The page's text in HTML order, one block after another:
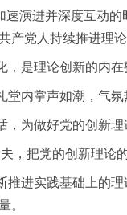
演进并深度互动的
产党人持续推进理
是理论创新的内在
内掌声如潮，气氛
为做好党的创新理
把党的创新理论
进实践基础上的理
。